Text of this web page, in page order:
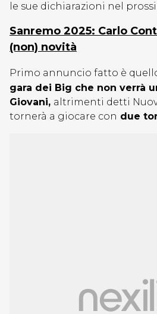
le sue dichiarazioni nel
Sanremo 2025: Carlo
(non) novità
Primo annuncio fatto è
gara dei Big che non verrà
Giovani, altrimenti detti
tornerà a giocare con due